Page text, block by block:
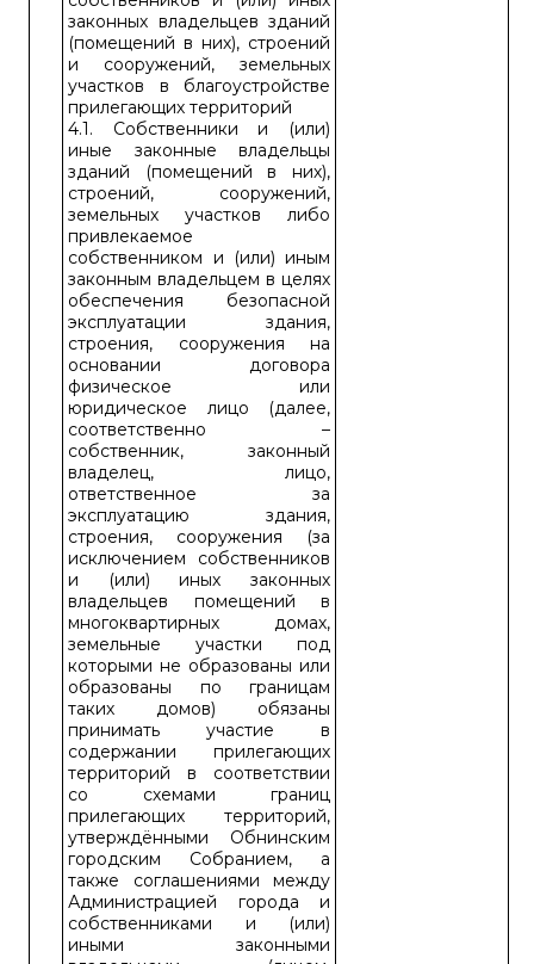
законных владельцев зданий
(помещений в них), строений
и сооружений, земельных
участков в благоустройстве
прилегающих территорий
4.1. Собственники и (или)
иные законные владельцы
зданий (помещений в них),
строений, сооружений,
земельных участков либо
привлекаемое
собственником и (или) иным
законным владельцем в целях
обеспечения безопасной
эксплуатации здания,
строения, сооружения на
основании договора
физическое или
юридическое лицо (далее,
соответственно –
собственник, законный
владелец, лицо,
ответственное за
эксплуатацию здания,
строения, сооружения (за
исключением собственников
и (или) иных законных
владельцев помещений в
многоквартирных домах,
земельные участки под
которыми не образованы или
образованы по границам
таких домов) обязаны
принимать участие в
содержании прилегающих
территорий в соответствии
со схемами границ
прилегающих территорий,
утверждёнными Обнинским
городским Собранием, а
также соглашениями между
Администрацией города и
собственниками и (или)
иными законными